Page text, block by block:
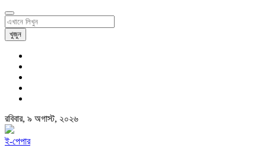
খুজুন
রবিবার, ৯ অগাস্ট, ২০২৬
ই-পেপার